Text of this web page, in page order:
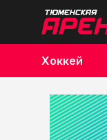
Хоккей
Бокс